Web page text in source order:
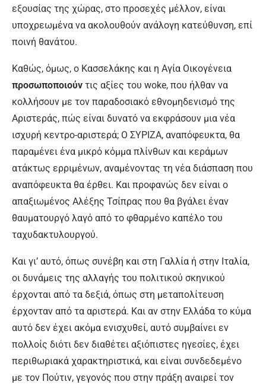
εξουσίας της χώρας, στο προσεχές μέλλον, είναι
υποχρεωμένα να ακολουθούν ανάλογη κατεύθυνση, επί
ποινή θανάτου.
Καθώς, όμως, ο Κασσελάκης και η Αγία Οικογένεια
προσωποποιούν τις αξίες του woke, που ήλθαν να
κολλήσουν με τον παραδοσιακό εθνομηδενισμό της
Αριστεράς, πώς είναι δυνατό να εκφράσουν μια νέα
ισχυρή κεντρο-αριστερά; Ο ΣΥΡΙΖΑ, αναπόφευκτα, θα
παραμένει ένα μικρό κόμμα πλίνθων και κεράμων
ατάκτως ερριμένων, αναμένοντας τη νέα διάσπαση που
αναπόφευκτα θα έρθει. Και προφανώς δεν είναι ο
απαξιωμένος Αλέξης Τσίπρας που θα βγάλει έναν
θαυματουργό λαγό από το φθαρμένο καπέλο του
ταχυδακτυλουργού.
Και γι’ αυτό, όπως συνέβη και στη Γαλλία ή στην Ιταλία,
οι δυνάμεις της αλλαγής του πολιτικού σκηνικού
έρχονται από τα δεξιά, όπως στη μεταπολίτευση
έρχονταν από τα αριστερά. Και αν στην Ελλάδα το κύμα
αυτό δεν έχει ακόμα ενισχυθεί, αυτό συμβαίνει εν
πολλοίς διότι δεν διαθέτει αξιόπιστες ηγεσίες, έχει
περιθωριακά χαρακτηριστικά, και είναι συνδεδεμένο
με τον Πούτιν, γεγονός που στην πράξη αναιρεί τον